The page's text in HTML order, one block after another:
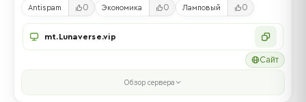
Antispam 0 Экономика 0 Ламповый 0
mt.Lunaverse.vip
Сайт
Обзор сервера